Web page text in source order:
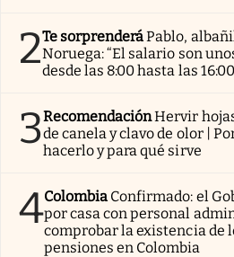
2Te sorprenderáPablo,
Noruega: “El salario son
desde las 8:00 hasta las
3RecomendaciónHervir
de canela y clavo de olor |
hacerlo y para qué sirve
4Colombia Confirmado: el
por casa con personal
comprobar la existencia de
pensiones en Colombia